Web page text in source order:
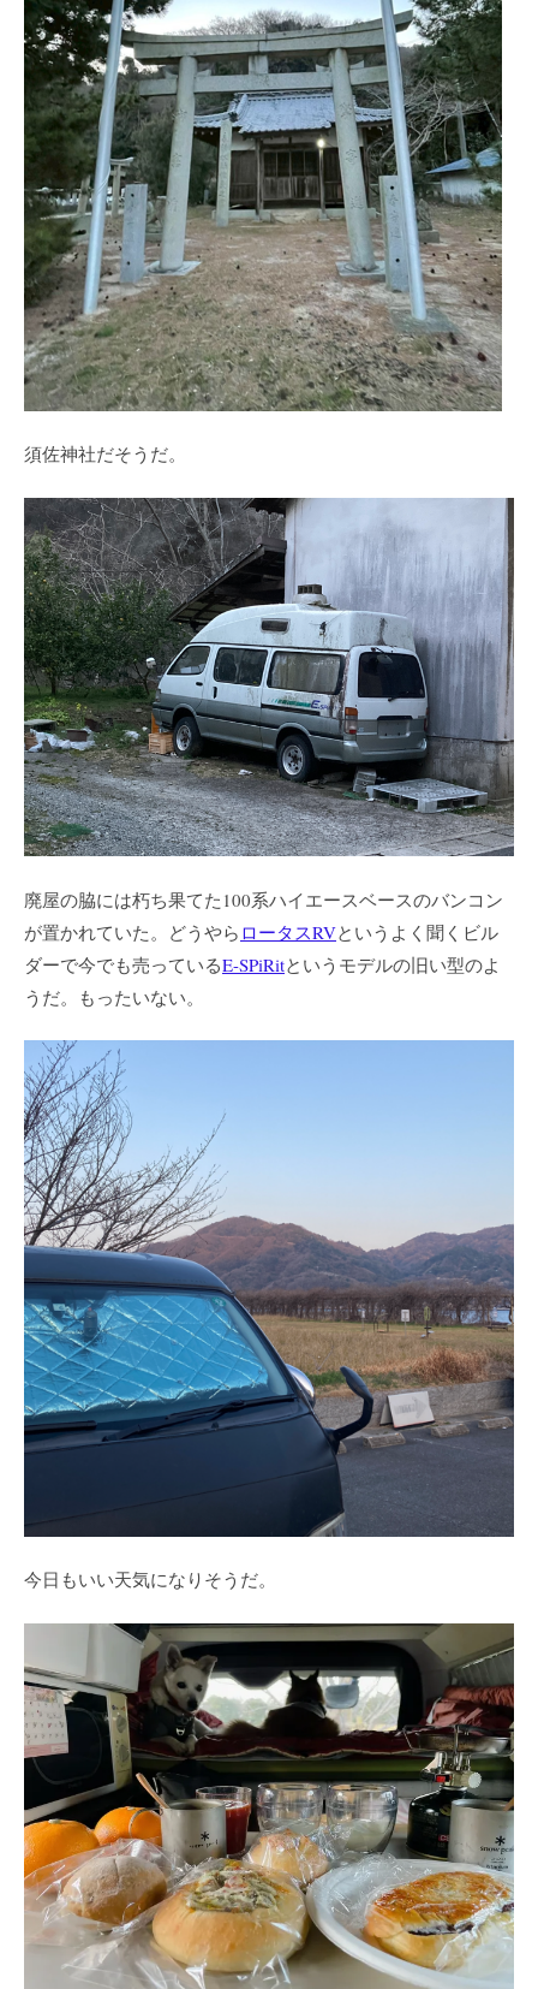
須佐神社だそうだ。
廃屋の脇には朽ち果てた100系ハイエースベースのバンコン
が置かれていた。どうやら ロータスRVというよく聞くビル
ダーで今でも売っているE-SPiRitというモデルの旧い型のよ
うだ。もったいない。
今日もいい天気になりそうだ。